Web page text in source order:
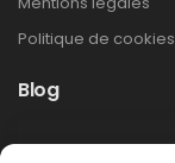
Politique de cookies
Blog